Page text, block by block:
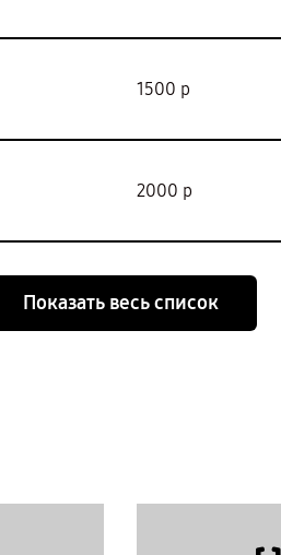
1500 р
2000 р
Показать весь список